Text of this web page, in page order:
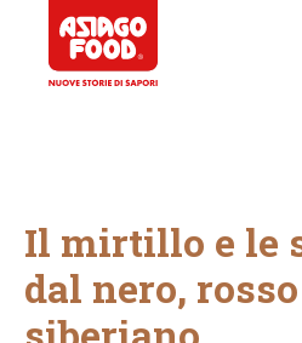
Il mirtillo e le
dal nero,